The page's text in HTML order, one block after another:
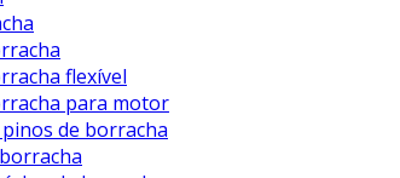
flexível
para motor
de borracha